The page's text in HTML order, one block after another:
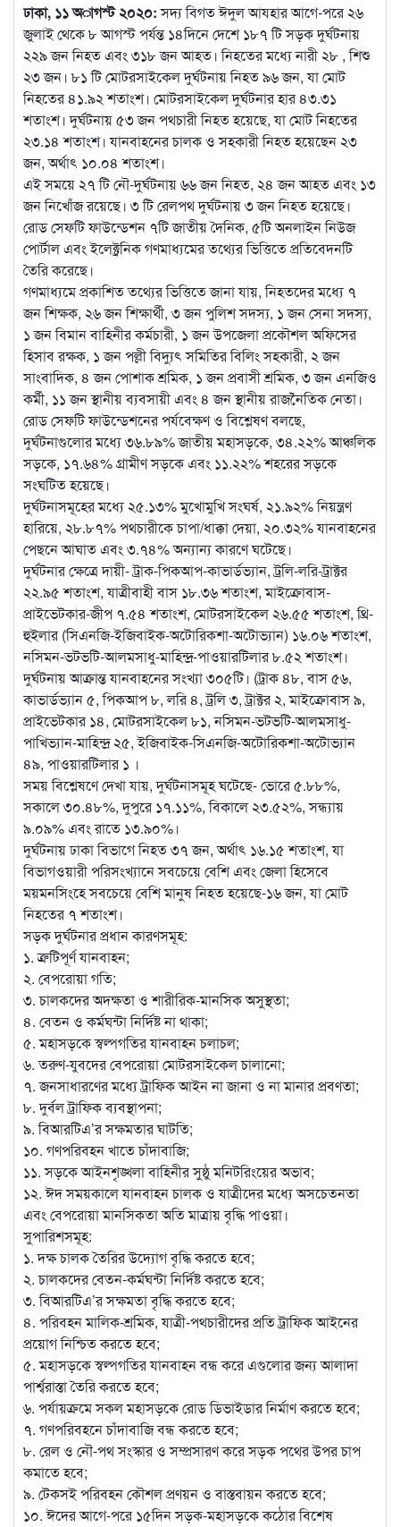
ঢাকা, ১১ অাগস্ট ২০২০:সদ্য বিগত ঈদুল আযহার আগে-পরে ২৬
জুলাই থেকে ৮ আগস্ট পর্যন্ত ১৪দিনে দেশে ১৮৭ টি সড়ক দুর্ঘটনায়
২২৯ জন নিহত এবং ৩১৮ জন আহত। নিহতের মধ্যে নারী ২৮ , শিশু
২৩জন। ৮১ টি মোটরসাইকেল দুর্ঘটনায় নিহত ৯৬ জন, যা মোট
নিহতের ৪১.৯২ শতাংশ। মোটরসাইকেল দুর্ঘটনার হার ৪৩.৩১
শতাংশ। দুর্ঘটনায় ৫৩ জন পথচারী নিহত হয়েছে, যা মোট নিহতের
২৩.১৪ শতাংশ। যানবাহনের চালক ও সহকারী নিহত হয়েছেন ২৩
জন, অর্থাৎ ১০.০৪ শতাংশ।
এই সময়ে ২৭ টি নৌ-দুর্ঘটনায় ৬৬ জন নিহত, ২৪ জন আহত এবং ১৩
জন নিখোঁজ রয়েছে। ৩ টি রেলপথ দুর্ঘটনায় ৩ জন নিহত হয়েছে।
রোড সেফটি ফাউন্ডেশন ৭টি জাতীয় দৈনিক, ৫টি অনলাইন নিউজ
পোর্টাল এবং ইলেক্ট্রনিক গণমাধ্যমের তথ্যের ভিত্তিতে প্রতিবেদনটি
তৈরি করেছে।
গণমাধ্যমে প্রকাশিত তথ্যের ভিত্তিতে জানা যায়, নিহতদের মধ্যে ৭
জন শিক্ষক, ২৬ জন শিক্ষার্থী, ৩ জন পুলিশ সদস্য, ১ জন সেনা সদস্য,
১ জন বিমান বাহিনীর কর্মচারী, ১ জন উপজেলা প্রকৌশল অফিসের
হিসাব রক্ষক, ১ জন পল্লী বিদ্যুৎ সমিতির বিলিং সহকারী, ২ জন
সাংবাদিক, ৪ জন পোশাক শ্রমিক, ১ জন প্রবাসী শ্রমিক, ৩ জন এনজিও
কর্মী, ১১ জন স্থানীয় ব্যবসায়ী এবং ৪ জন স্থানীয় রাজনৈতিক নেতা।
রোড সেফটি ফাউন্ডেশনের পর্যবেক্ষণ ও বিশ্লেষণ বলছে,
দুর্ঘটনাগুলোর মধ্যে ৩৬.৮৯% জাতীয় মহাসড়কে, ৩৪.২২% আঞ্চলিক
সড়কে, ১৭.৬৪% গ্রামীণ সড়কে এবং ১১.২২% শহরের সড়কে
সংঘটিত হয়েছে।
দুর্ঘটনাসমূহের মধ্যে ২৫.১৩% মুখোমুখি সংঘর্ষ, ২১.৯২% নিয়ন্ত্রণ
হারিয়ে, ২৮.৮৭% পথচারীকে চাপা/ধাক্কা দেয়া, ২০.৩২% যানবাহনের
পেছনে আঘাত এবং ৩.৭৪% অন্যান্য কারণে ঘটেছে।
দুর্ঘটনার ক্ষেত্রে দায়ী- ট্রাক-পিকআপ-কাভার্ডভ্যান, ট্রলি-লরি-ট্রাক্টর
২২.৯৫ শতাংশ, যাত্রীবাহী বাস ১৮.৩৬ শতাংশ, মাইক্রোবাস-
প্রাইভেটকার-জীপ ৭.৫৪ শতাংশ, মোটরসাইকেল ২৬.৫৫ শতাংশ, থ্রি-
হুইলার (সিএনজি-ইজিবাইক-অটোরিকশা-অটোভ্যান) ১৬.০৬ শতাংশ,
নসিমন-ভটভটি-আলমসাধু-মাহিন্দ্র-পাওয়ারটিলার ৮.৫২ শতাংশ।
দুর্ঘটনায় আক্রান্ত যানবাহনের সংখ্যা ৩০৫টি। (ট্রাক ৪৮, বাস ৫৬,
কাভার্ডভ্যান ৫, পিকআপ ৮, লরি ৪, ট্রলি ৩, ট্রাক্টর ২, মাইক্রোবাস ৯,
প্রাইভেটকার ১৪, মোটরসাইকেল ৮১, নসিমন-ভটভটি-আলমসাধু-
পাখিভ্যান-মাহিন্দ্র ২৫, ইজিবাইক-সিএনজি-অটোরিকশা-অটোভ্যান
৪৯, পাওয়ারটিলার ১ ।
সময় বিশ্লেষণে দেখা যায়, দুর্ঘটনাসমূহ ঘটেছে- ভোরে ৫.৮৮%,
সকালে ৩০.৪৮%, দুপুরে ১৭.১১%, বিকালে ২৩.৫২%, সন্ধ্যায়
৯.০৯% এবং রাতে ১৩.৯০%।
দুর্ঘটনায় ঢাকা বিভাগে নিহত ৩৭ জন, অর্থাৎ ১৬.১৫ শতাংশ, যা
বিভাগওয়ারী পরিসংখ্যানে সবচেয়ে বেশি এবং জেলা হিসেবে
ময়মনসিংহে সবচেয়ে বেশি মানুষ নিহত হয়েছে-১৬ জন, যা মোট
নিহতের ৭ শতাংশ।
সড়ক দুর্ঘটনার প্রধান কারণসমূহ:
১. ত্রুটিপূর্ণ যানবাহন;
২. বেপরোয়া গতি;
৩. চালকদের অদক্ষতা ও শারীরিক-মানসিক অসুস্থতা;
৪. বেতন ও কর্মঘন্টা নির্দিষ্ট না থাকা;
৫. মহাসড়কে স্বল্পগতির যানবাহন চলাচল;
৬. তরুণ-যুবদের বেপরোয়া মোটরসাইকেল চালানো;
৭. জনসাধারণের মধ্যে ট্রাফিক আইন না জানা ও না মানার প্রবণতা;
৮. দুর্বল ট্রাফিক ব্যবস্থাপনা;
৯. বিআরটিএ’র সক্ষমতার ঘাটতি;
১০. গণপরিবহন খাতে চাঁদাবাজি;
১১. সড়কে আইনশৃঙ্খলা বাহিনীর সুষ্ঠু মনিটরিংয়ের অভাব;
১২. ঈদ সময়কালে যানবাহন চালক ও যাত্রীদের মধ্যে অসচেতনতা
এবং বেপরোয়া মানসিকতা অতি মাত্রায় বৃদ্ধি পাওয়া।
সুপারিশসমূহ:
১. দক্ষ চালক তৈরির উদ্যোগ বৃদ্ধি করতে হবে;
২. চালকদের বেতন-কর্মঘন্টা নির্দিষ্ট করতে হবে;
৩. বিআরটিএ’র সক্ষমতা বৃদ্ধি করতে হবে;
৪. পরিবহন মালিক-শ্রমিক, যাত্রী-পথচারীদের প্রতি ট্রাফিক আইনের
প্রয়োগ নিশ্চিত করতে হবে;
৫. মহাসড়কে স্বল্পগতির যানবাহন বন্ধ করে এগুলোর জন্য আলাদা
পার্শ্বরাস্তা তৈরি করতে হবে;
৬. পর্যায়ক্রমে সকল মহাসড়কে রোড ডিভাইডার নির্মাণ করতে হবে;
৭. গণপরিবহনে চাঁদাবাজি বন্ধ করতে হবে;
৮. রেল ও নৌ-পথ সংস্কার ও সম্প্রসারণ করে সড়ক পথের উপর চাপ
কমাতে হবে;
৯. টেকসই পরিবহন কৌশল প্রণয়ন ও বাস্তবায়ন করতে হবে;
১০. ঈদের আগে-পরে ১৫দিন সড়ক-মহাসড়কে কঠোর বিশেষ